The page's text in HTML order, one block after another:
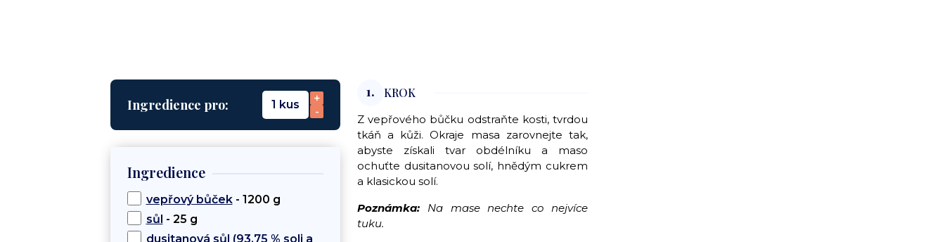
Ingredience pro: 1 kus
+
-
Ingredience
vepřový bůček- 1200 g
sůl - 25 g
dusitanová sůl (93,75 % soli a
1. KROK
Z vepřového bůčku odstraňte kosti, tvrdou
tkáň a kůži. Okraje masa zarovnejte tak,
abyste získali tvar obdélníku a maso
ochuťte dusitanovou solí, hnědým cukrem
a klasickou solí.
Poznámka: Na mase nechte co nejvíce
tuku.